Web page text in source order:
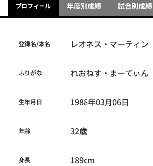
プロフィール 年度別成績 試合別成績
登録名/本名 レオネス・マーティン
ふりがな れおねす・まーてぃん
生年月日 1988年03月06日
年齢 32歳
身長 189cm